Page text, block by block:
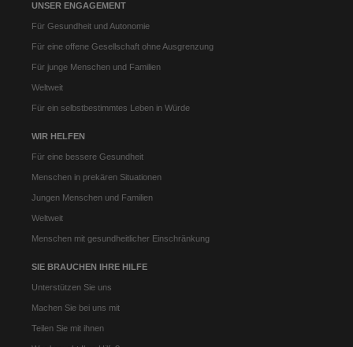
UNSER ENGAGEMENT
Für Gesundheit und Autonomie
Für eine offene Gesellschaft ohne Ausgrenzung
Für junge Menschen und Familien
Weltweit
Für ein selbstbestimmtes Leben in Würde
WIR HELFEN
Für eine bessere Gesundheit
Menschen in prekären Situationen
Jungen Menschen und Familien
Weltweit
Menschen mit gesundheitlicher Einschränkung
SIE BRAUCHEN IHRE HILFE
Unterstützen Sie uns
Machen Sie bei uns mit
Teilen Sie mit ihnen